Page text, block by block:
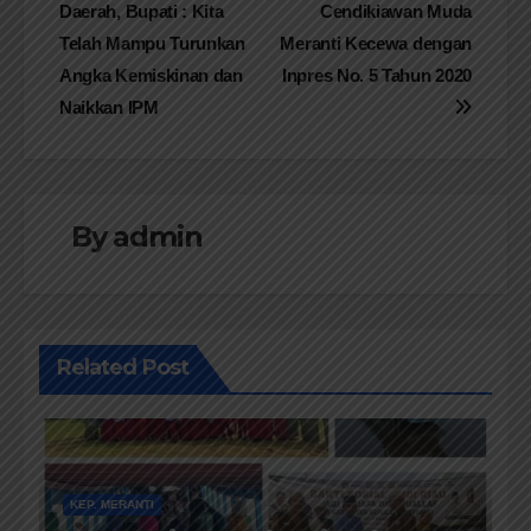
pos
Cendikiawan Muda
Meranti Kecewa dengan
Inpres No. 5 Tahun 2020
Daerah, Bupati : Kita
Telah Mampu Turunkan
Angka Kemiskinan dan
Naikkan IPM
Byadmin
Related Post
KEP. MERANTI